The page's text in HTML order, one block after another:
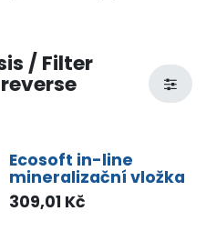
/ Filter
Ecosoft in-line
mineralizační vložka
309,01 Kč